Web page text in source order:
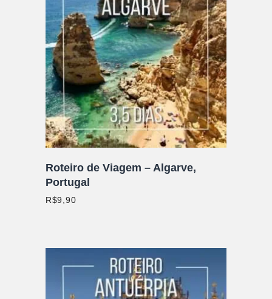
ADICIONAR AO CARRINHO
Roteiro de Viagem – Algarve,
Portugal
R$9,90